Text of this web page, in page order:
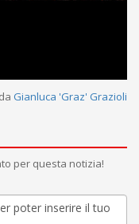
Gianluca 'Graz' Grazioli
per questa notizia!